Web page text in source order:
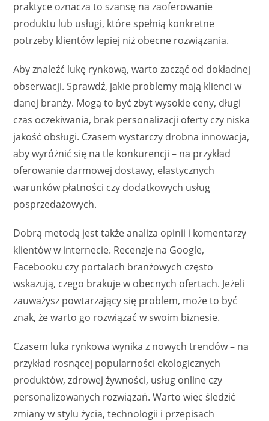
praktyce oznacza to szansę na zaoferowanie
produktu lub usługi, które spełnią konkretne
potrzeby klientów lepiej niż obecne rozwiązania.
Aby znaleźć lukę rynkową, warto zacząć od dokładnej
obserwacji. Sprawdź, jakie problemy mają klienci w
danej branży. Mogą to być zbyt wysokie ceny, długi
czas oczekiwania, brak personalizacji oferty czy niska
jakość obsługi. Czasem wystarczy drobna innowacja,
aby wyróżnić się na tle konkurencji – na przykład
oferowanie darmowej dostawy, elastycznych
warunków płatności czy dodatkowych usług
posprzedażowych.
Dobrą metodą jest także analiza opinii i komentarzy
klientów w internecie. Recenzje na Google,
Facebooku czy portalach branżowych często
wskazują, czego brakuje w obecnych ofertach. Jeżeli
zauważysz powtarzający się problem, może to być
znak, że warto go rozwiązać w swoim biznesie.
Czasem luka rynkowa wynika z nowych trendów – na
przykład rosnącej popularności ekologicznych
produktów, zdrowej żywności, usług online czy
personalizowanych rozwiązań. Warto więc śledzić
zmiany w stylu życia, technologii i przepisach